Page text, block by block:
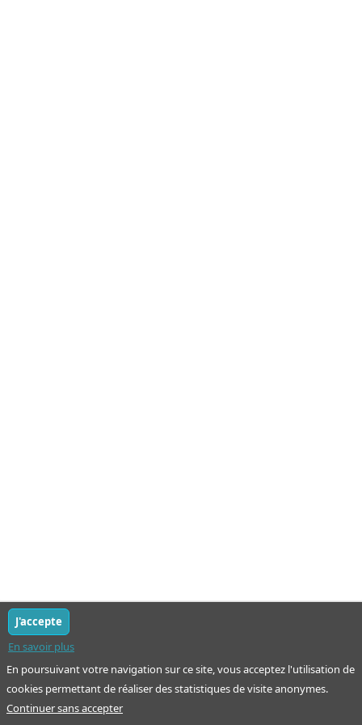
En poursuivant votre navigation sur ce site, vous acceptez l'utilisation de
cookies permettant de réaliser des statistiques de visite anonymes.
En savoir plus
J'accepte
Continuer sans accepter